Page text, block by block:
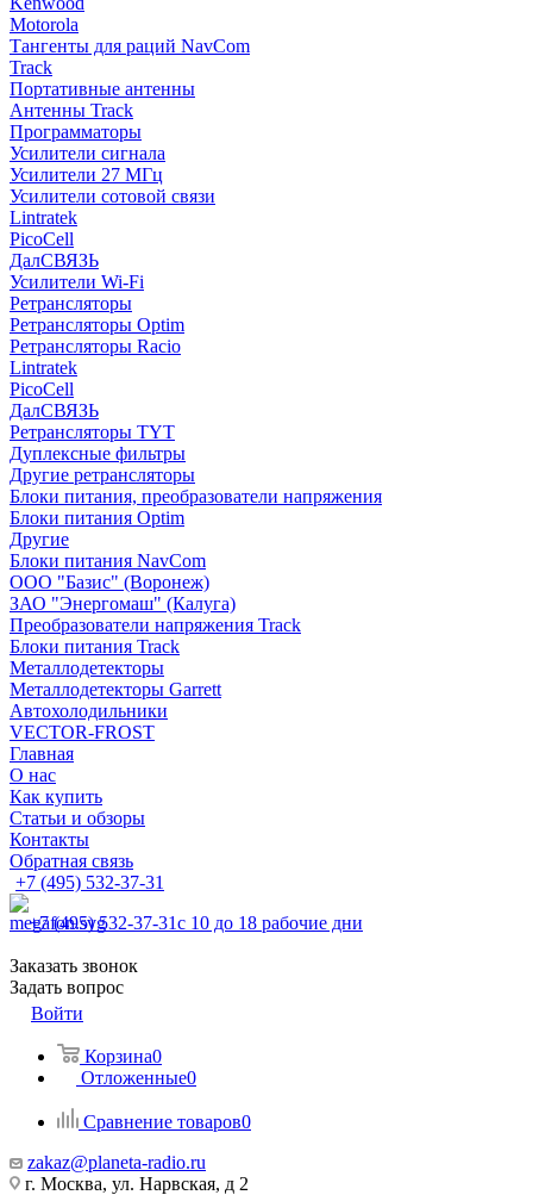
Motorola
Тангенты для раций NavCom
Track
Портативные антенны
Антенны Track
Программаторы
Усилители сигнала
Усилители 27 МГц
Усилители сотовой связи
Lintratek
PicoCell
ДалСВЯЗЬ
Усилители Wi-Fi
Ретрансляторы
Ретрансляторы Optim
Ретрансляторы Racio
Lintratek
PicoCell
ДалСВЯЗЬ
Ретрансляторы TYT
Дуплексные фильтры
Другие ретрансляторы
Блоки питания, преобразователи напряжения
Блоки питания Optim
Другие
Блоки питания NavCom
ООО "Базис" (Воронеж)
ЗАО "Энергомаш" (Калуга)
Преобразователи напряжения Track
Блоки питания Track
Металлодетекторы
Металлодетекторы Garrett
Автохолодильники
VECTOR-FROST
Главная
О нас
Как купить
Статьи и обзоры
Контакты
Обратная связь
+7 (495) 532-37-31
+7 (495) 532-37-31с 10 до 18 рабочие дни
Заказать звонок
Задать вопрос
Войти
Корзина0
Отложенные0
Сравнение товаров0
zakaz@planeta-radio.ru
г. Москва, ул. Нарвская, д 2